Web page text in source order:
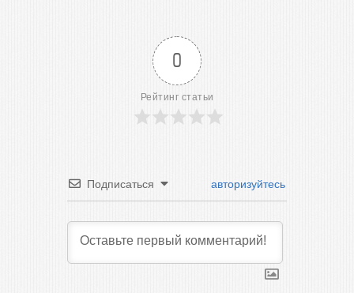
0
Рейтинг статьи
Подписаться авторизуйтесь